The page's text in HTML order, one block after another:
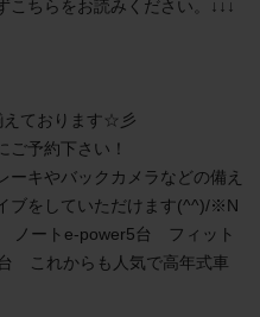
ちらをお読みください。↓↓↓
えております☆彡
ご予約下さい！
キやバックカメラなどの備え
ブをしていただけます(^^)/※N
ノートe-power5台　フィット
　これからも人気で高年式車